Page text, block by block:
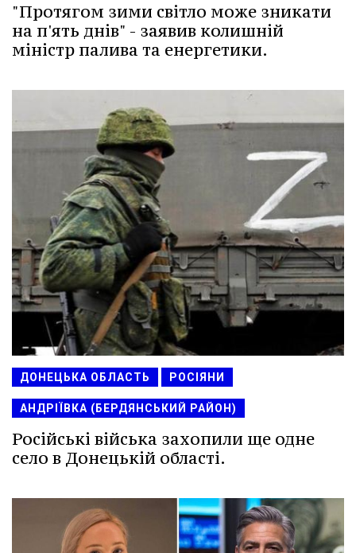
"Протягом зими світло може зникати
на п'ять днів" - заявив колишній
міністр палива та енергетики.
ДОНЕЦЬКА ОБЛАСТЬ РОСІЯНИ
АНДРІЇВКА (БЕРДЯНСЬКИЙ РАЙОН)
Російські війська захопили ще одне
село в Донецькій області.